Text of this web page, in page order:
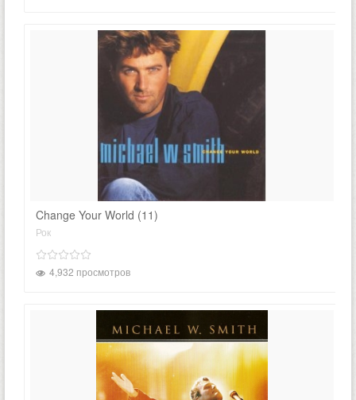
Change Your World (11)
Рок
4,932 просмотров